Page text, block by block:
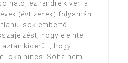
ez rendre kiveri a
(évtizedek) folyamán
sok embertől
hogy eleinte
kiderült, hogy
oka nincs. Soha nem